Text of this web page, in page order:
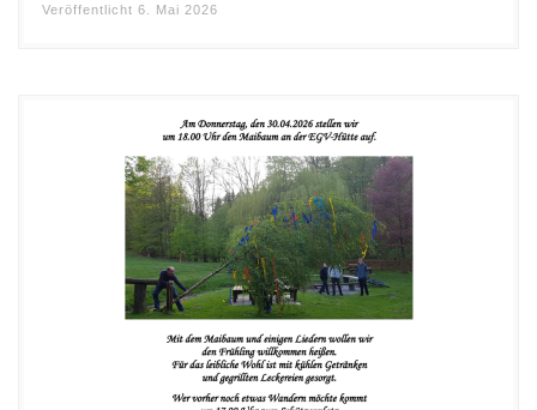
Veröffentlicht 6. Mai 2026